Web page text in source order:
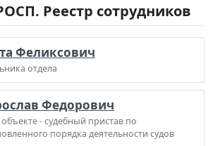
Реестр сотрудников
Феликсович
отдела
Федорович
- судебный пристав по
порядка деятельности судов